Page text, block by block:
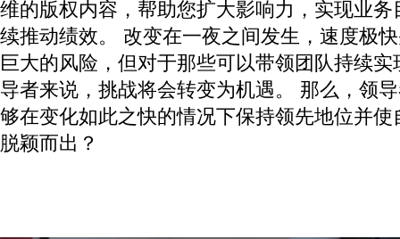
富兰克林柯维数字化交付：通过随时
维的版权内容，帮助您扩大影响力，
续推动绩效。 改变在一夜之间发生，
巨大的风险，但对于那些可以带领团